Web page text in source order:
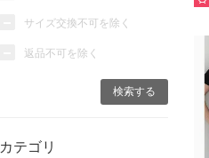
サイズ交換不可を除く
返品不可を除く
カテゴリ